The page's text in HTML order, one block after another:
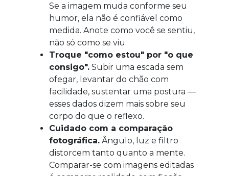
Se a imagem muda conforme seu
humor, ela não é confiável como
medida. Anote como você se sentiu,
não só como se viu.
Troque "como estou" por "o que
consigo". Subir uma escada sem
ofegar, levantar do chão com
facilidade, sustentar uma postura —
esses dados dizem mais sobre seu
corpo do que o reflexo.
Cuidado com a comparação
fotográfica. Ângulo, luz e filtro
distorcem tanto quanto a mente.
Comparar-se com imagens editadas